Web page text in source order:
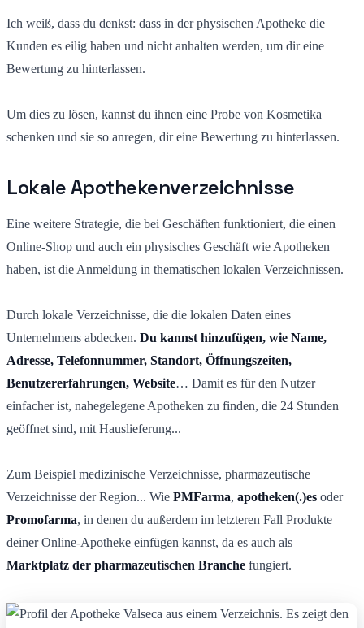
Ich weiß, dass du denkst: dass in der physischen Apotheke die
Kunden es eilig haben und nicht anhalten werden, um dir eine
Bewertung zu hinterlassen.
Um dies zu lösen, kannst du ihnen eine Probe von Kosmetika
schenken und sie so anregen, dir eine Bewertung zu hinterlassen.
Lokale Apothekenverzeichnisse
Eine weitere Strategie, die bei Geschäften funktioniert, die einen
Online-Shop und auch ein physisches Geschäft wie Apotheken
haben, ist die Anmeldung in thematischen lokalen Verzeichnissen.
Durch lokale Verzeichnisse, die die lokalen Daten eines
Unternehmens abdecken. Du kannst hinzufügen, wie Name,
Adresse, Telefonnummer, Standort, Öffnungszeiten,
Benutzererfahrungen, Website… Damit es für den Nutzer
einfacher ist, nahegelegene Apotheken zu finden, die 24 Stunden
geöffnet sind, mit Hauslieferung...
Zum Beispiel medizinische Verzeichnisse, pharmazeutische
Verzeichnisse der Region... Wie PMFarma, apotheken(.)es oder
Promofarma, in denen du außerdem im letzteren Fall Produkte
deiner Online-Apotheke einfügen kannst, da es auch als
Marktplatz der pharmazeutischen Branche fungiert.